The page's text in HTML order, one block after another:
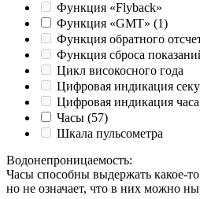
Функция «Flyback»
Функция «GMT» (1)
Функция обратного
Функция сброса
Цикл високосного года
Цифровая индикация
Цифровая индикация часа
Часы (57)
Шкала пульсометра
Водонепроницаемость:
Часы способны выдержать какое-
но не означает, что в них можно